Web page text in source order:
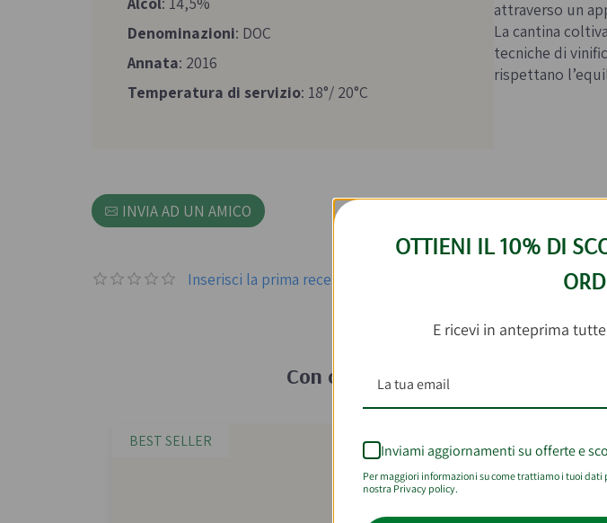
attraverso un
La cantina
tecniche di
rispettano
Denominazioni: DOC
Annata: 2016
Temperatura di servizio: 18°/ 20°C
INVIA AD UN AMICO
Inserisci la prima recensione per questo prodotto
Con cosa abbinare Nero di Troia
BEST SELLER BEST SELLER
OTTIENI IL 10% DI
E ricevi in anteprima
Inviami aggiornamenti su offerte e
Per maggiori informazioni su come trattiamo i tuoi
nostra Privacy policy.